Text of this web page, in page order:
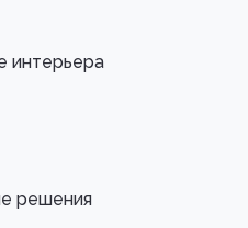
интерьера
решения